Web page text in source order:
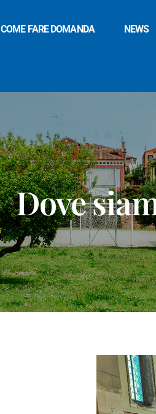
COME FARE DOMANDA NEWS
Dove